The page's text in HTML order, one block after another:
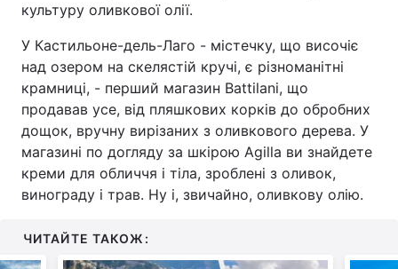
культуру оливкової олії.
У Кастильоне-дель-Лаго - містечку, що височіє
над озером на скелястій кручі, є різноманітні
крамниці, - перший магазин Battilani, що
продавав усе, від пляшкових корків до обробних
дощок, вручну вирізаних з оливкового дерева. У
магазині по догляду за шкірою Agilla ви знайдете
креми для обличчя і тіла, зроблені з оливок,
винограду і трав. Ну і, звичайно, оливкову олію.
ЧИТАЙТЕ ТАКОЖ: